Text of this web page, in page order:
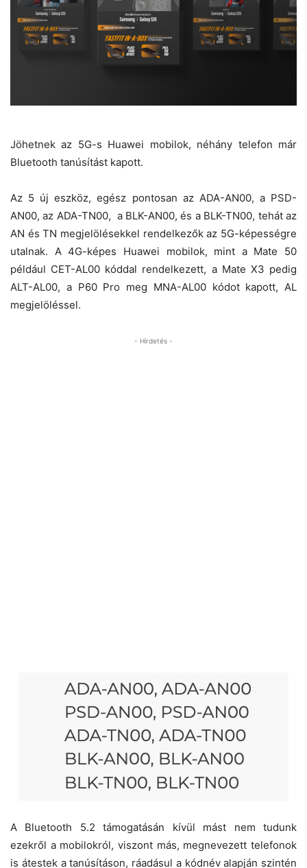
Jöhetnek az 5G-s Huawei mobilok, néhány telefon már
Bluetooth tanúsítást kapott.
Az 5 új eszköz, egész pontosan az ADA-AN00, a PSD-
AN00, az ADA-TN00, a BLK-AN00, és a BLK-TN00, tehát az
AN és TN megjelölésekkel rendelkezők az 5G-képességre
utalnak. A 4G-képes Huawei mobilok, mint a Mate 50
például CET-AL00 kóddal rendelkezett, a Mate X3 pedig
ALT-AL00, a P60 Pro meg MNA-AL00 kódot kapott, AL
megjelöléssel.
- Hirdetés -
A Bluetooth 5.2 támogatásán kívül mást nem tudunk
ezekről a mobilokról, viszont más, megnevezett telefonok
is átestek a tanúsításon, ráadásul a kódnév alapján szintén